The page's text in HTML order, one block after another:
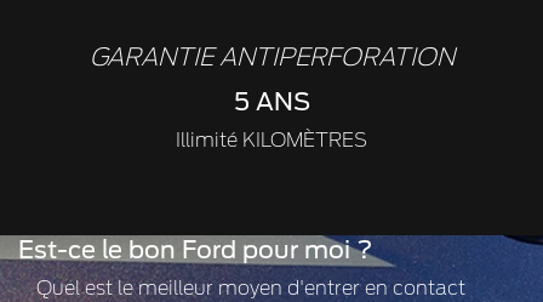
GARANTIE ANTIPERFORATION
5 ANS
Illimité KILOMÈTRES
Est-ce le bon Ford pour moi ?
Quel est le meilleur moyen d'entrer en contact